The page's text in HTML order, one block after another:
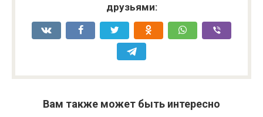
друзьями:
Вам также может быть интересно